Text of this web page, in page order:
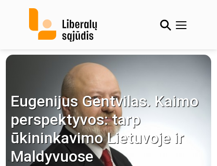
Eugenijus Gentvilas. Kaimo
perspektyvos: tarp
ūkininkavimo Lietuvoje ir
Maldyvuose